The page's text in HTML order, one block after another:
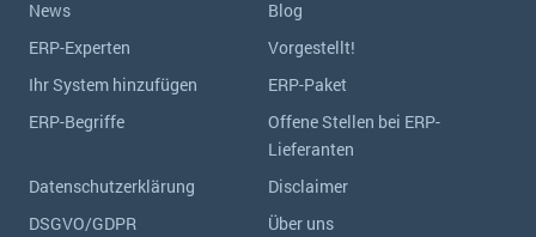
News
Blog
ERP-Experten
Vorgestellt!
Ihr System hinzufügen
ERP-Paket
ERP-Begriffe
Offene Stellen bei ERP-
Lieferanten
Datenschutzerklärung
Disclaimer
DSGVO/GDPR
Über uns